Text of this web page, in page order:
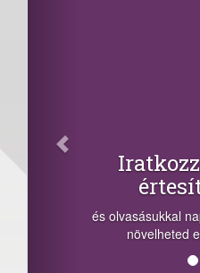
és olvasásukkal
növelheted